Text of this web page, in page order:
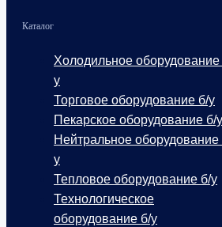
Каталог
Холодильное оборудование
у
Торговое оборудование б/у
Пекарское оборудование б/у
Нейтральное оборудование
у
Тепловое оборудование б/у
Технологическое
оборудование б/у